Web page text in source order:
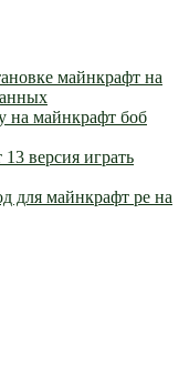
майнкрафт на
на майнкрафт боб
версия играть
для майнкрафт pe на